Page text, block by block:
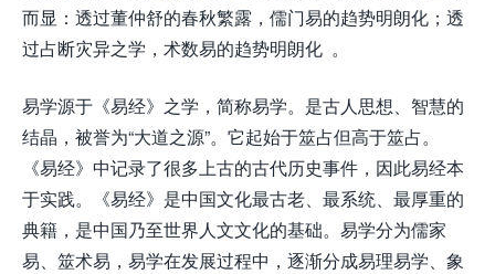
而显：透过董仲舒的春秋繁露，儒门易的趋势明朗化；透
过占断灾异之学，术数易的趋势明朗化 。
易学源于《易经》之学，简称易学。是古人思想、智慧的
结晶，被誉为“大道之源”。它起始于筮占但高于筮占。
《易经》中记录了很多上古的古代历史事件，因此易经本
于实践。《易经》是中国文化最古老、最系统、最厚重的
典籍，是中国乃至世界人文文化的基础。易学分为儒家
易、筮术易，易学在发展过程中，逐渐分成易理易学、象